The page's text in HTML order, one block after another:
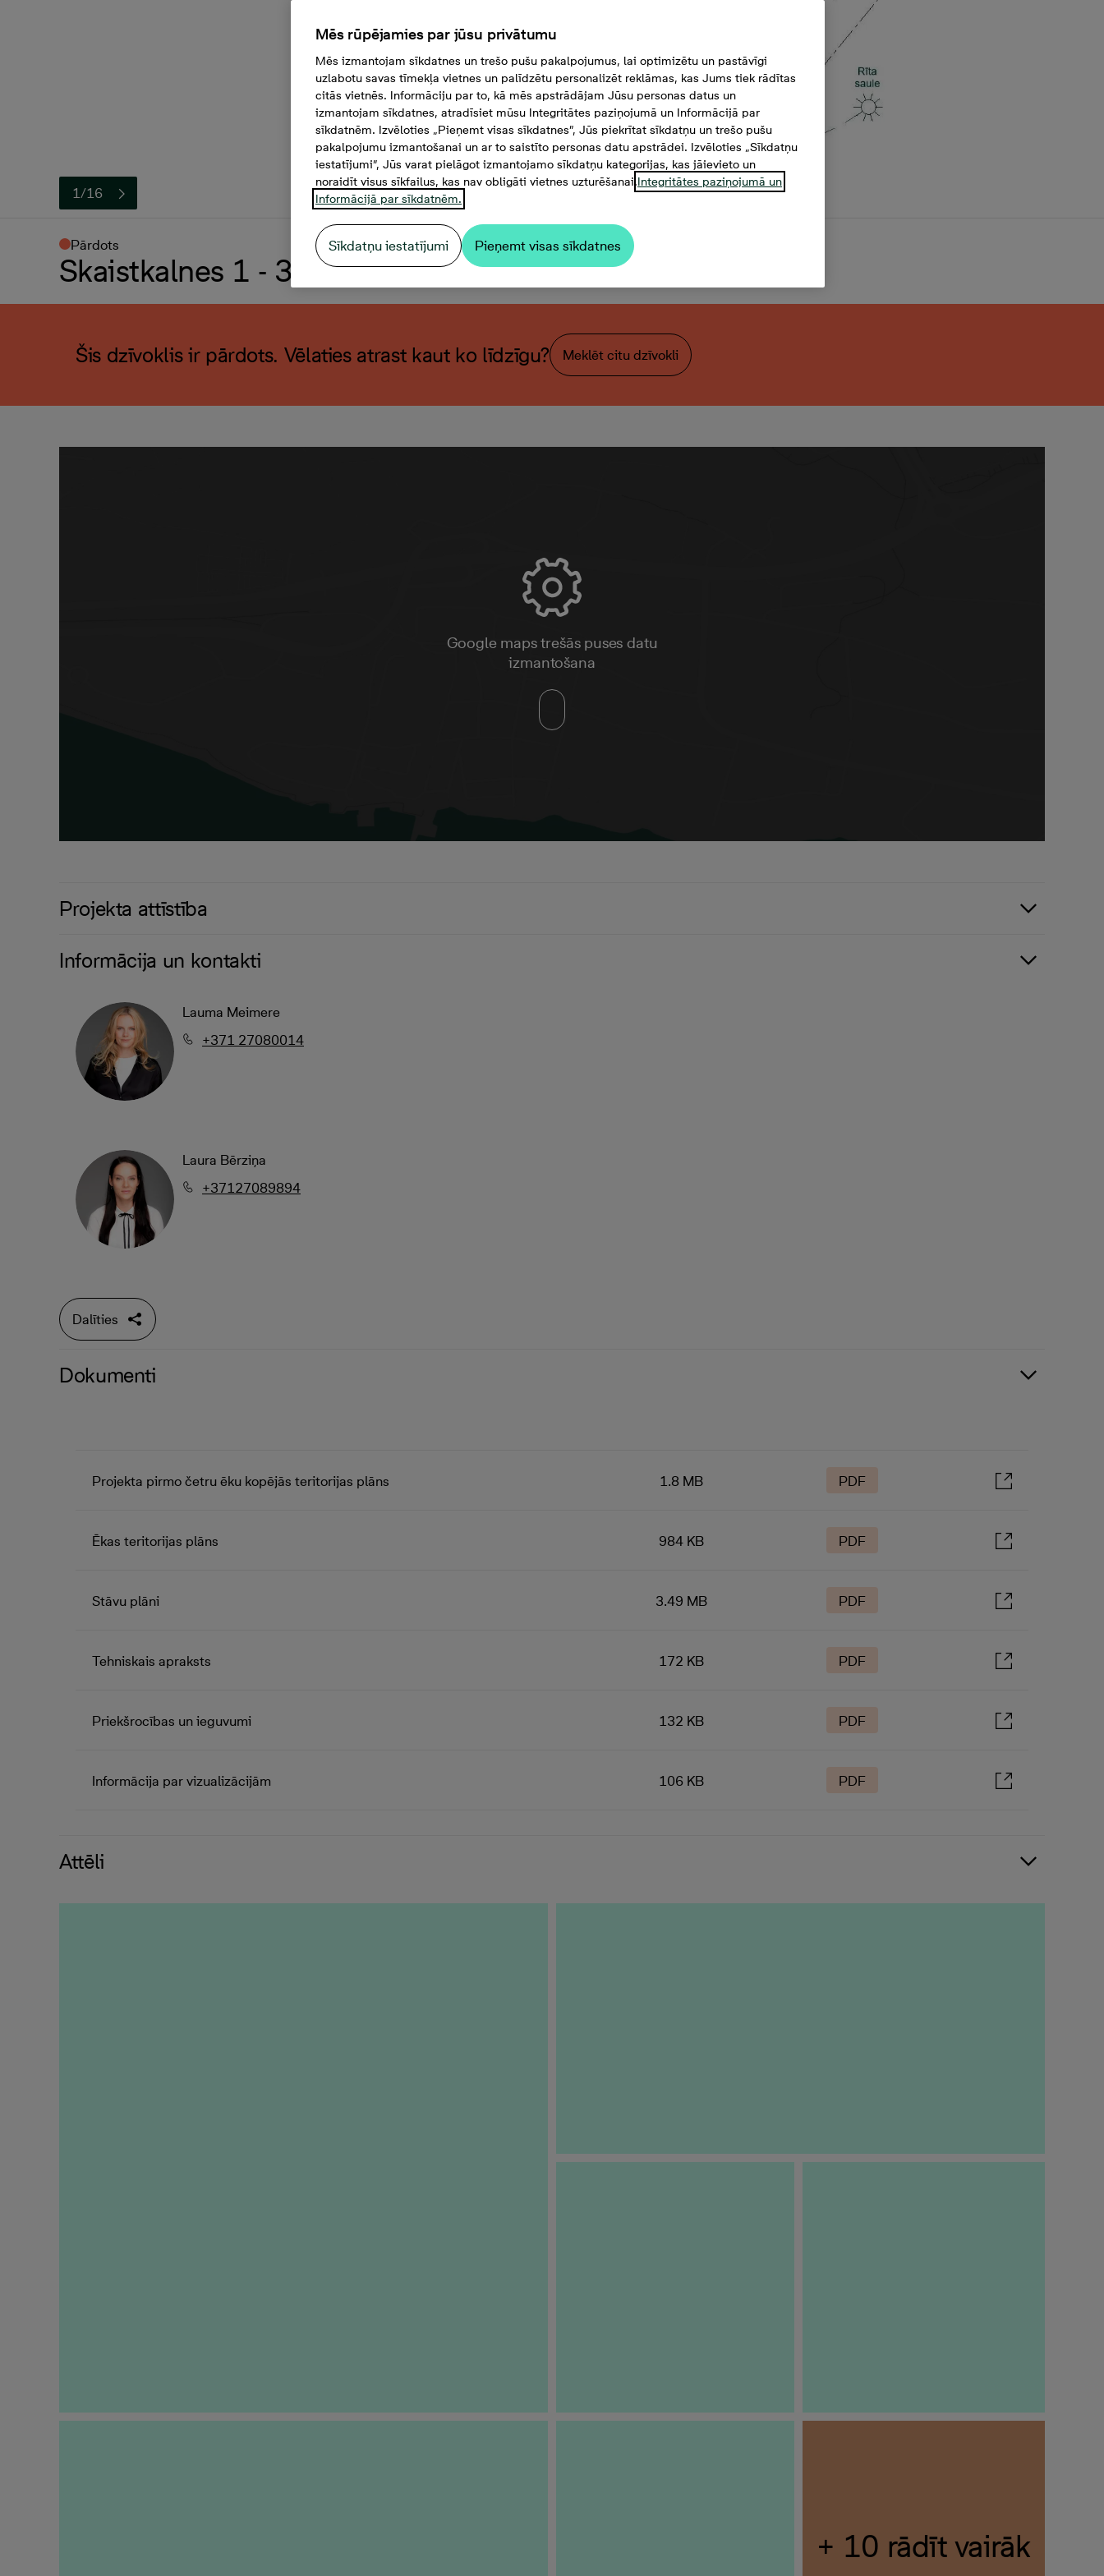
1/16
Pārdots
Skaistkalnes 1 - 37, 2 -istabu dzīvoklis, Platība 47,3 m²
Šis dzīvoklis ir pārdots. Vēlaties atrast kaut ko līdzīgu? Meklēt citu dzīvokli
Google maps trešās puses datu
izmantošana
Projekta attīstība
Informācija un kontakti
Lauma Meimere
+371 27080014
Laura Bērziņa
+37127089894
Dalīties
Dokumenti
Projekta pirmo četru ēku kopējās teritorijas plāns 1.8 MB PDF
Ēkas teritorijas plāns 984 KB PDF
Stāvu plāni 3.49 MB PDF
Tehniskais apraksts 172 KB PDF
Priekšrocības un ieguvumi 132 KB PDF
Informācija par vizualizācijām 106 KB PDF
Attēli
+ 10 rādīt vairāk
Mēs rūpējamies par jūsu privātumu
Mēs izmantojam sīkdatnes un trešo pušu pakalpojumus, lai optimizētu un pastāvīgi
uzlabotu savas tīmekļa vietnes un palīdzētu personalizēt reklāmas, kas Jums tiek rādītas
citās vietnēs. Informāciju par to, kā mēs apstrādājam Jūsu personas datus un
izmantojam sīkdatnes, atradīsiet mūsu Integritātes paziņojumā un Informācijā par
sīkdatnēm. Izvēloties „Pieņemt visas sīkdatnes”, Jūs piekrītat sīkdatņu un trešo pušu
pakalpojumu izmantošanai un ar to saistīto personas datu apstrādei. Izvēloties „Sīkdatņu
iestatījumi”, Jūs varat pielāgot izmantojamo sīkdatņu kategorijas, kas jāievieto un
noraidīt visus sīkfailus, kas nav obligāti vietnes uzturēšanai.Integritātes paziņojumā un
Informācijā par sīkdatnēm.
Sīkdatņu iestatījumi Pieņemt visas sīkdatnes